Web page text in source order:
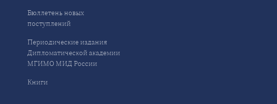
Бюллетень новых
поступлений
Периодические издания
Дипломатической академии
МГИМО МИД России
Книги